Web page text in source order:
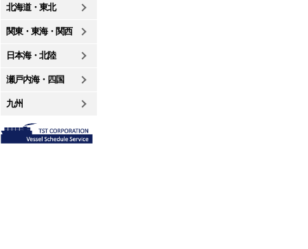
北海道・東北
関東・東海・関西
日本海・北陸
瀬戸内海・四国
九州